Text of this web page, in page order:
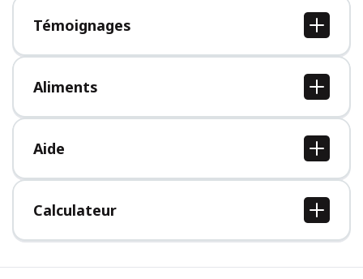
Postes
Presse
Témoignages
Tous les témoignages
Aliments
Tous les aliments
Aide
Centre d'aide
Calculateur
Calcul IMC
Calcul poids idéal